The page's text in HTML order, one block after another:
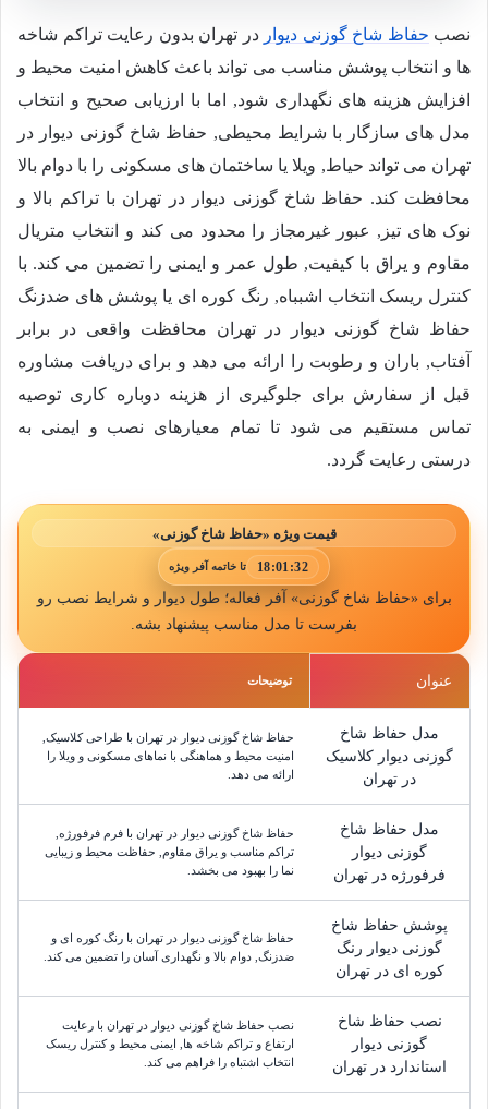
نصب حفاظ شاخ گوزنی دیوار در تهران بدون رعایت تراکم شاخه
ها و انتخاب پوشش مناسب می تواند باعث کاهش امنیت محیط و
افزایش هزینه های نگهداری شود, اما با ارزیابی صحیح و انتخاب
مدل های سازگار با شرایط محیطی, حفاظ شاخ گوزنی دیوار در
تهران می تواند حیاط, ویلا یا ساختمان های مسکونی را با دوام بالا
محافظت کند. حفاظ شاخ گوزنی دیوار در تهران با تراکم بالا و
نوک های تیز, عبور غیرمجاز را محدود می کند و انتخاب متریال
مقاوم و یراق با کیفیت, طول عمر و ایمنی را تضمین می کند. با
کنترل ریسک انتخاب اشبباه, رنگ کوره ای یا پوشش های ضدزنگ
حفاظ شاخ گوزنی دیوار در تهران محافظت واقعی در برابر
آفتاب, باران و رطوبت را ارائه می دهد و برای دریافت مشاوره
قبل از سفارش برای جلوگیری از هزینه دوباره کاری توصیه
تماس مستقیم می شود تا تمام معیارهای نصب و ایمنی به
درستی رعایت گردد.
قیمت ویژه «حفاظ شاخ گوزنی»
18:01:29 تا خاتمه آفر ویژه
برای «حفاظ شاخ گوزنی» آفر فعاله؛ طول دیوار و شرایط نصب رو
بفرست تا مدل مناسب پیشنهاد بشه.
عنوان توضیحات
مدل حفاظ شاخ
گوزنی دیوار کلاسیک
در تهران
حفاظ شاخ گوزنی دیوار در تهران با طراحی کلاسیک,
امنیت محیط و هماهنگی با نماهای مسکونی و ویلا را
ارائه می دهد.
مدل حفاظ شاخ
گوزنی دیوار
فرفورژه در تهران
حفاظ شاخ گوزنی دیوار در تهران با فرم فرفورژه,
تراکم مناسب و یراق مقاوم, حفاظت محیط و زیبایی
نما را بهبود می بخشد.
پوشش حفاظ شاخ
گوزنی دیوار رنگ
کوره ای در تهران
حفاظ شاخ گوزنی دیوار در تهران با رنگ کوره ای و
ضدزنگ, دوام بالا و نگهداری آسان را تضمین می کند.
نصب حفاظ شاخ
گوزنی دیوار
استاندارد در تهران
نصب حفاظ شاخ گوزنی دیوار در تهران با رعایت
ارتفاع و تراکم شاخه ها, ایمنی محیط و کنترل ریسک
انتخاب اشتباه را فراهم می کند.